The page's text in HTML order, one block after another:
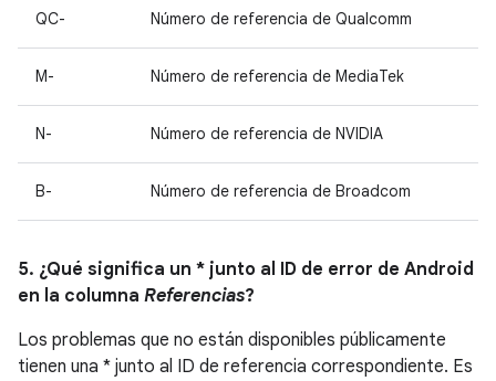
QC- Número de referencia de Qualcomm
M- Número de referencia de MediaTek
N- Número de referencia de NVIDIA
B- Número de referencia de Broadcom
5. ¿Qué significa un * junto al ID de error de Android
en la columna Referencias?
Los problemas que no están disponibles públicamente
tienen una * junto al ID de referencia correspondiente. Es